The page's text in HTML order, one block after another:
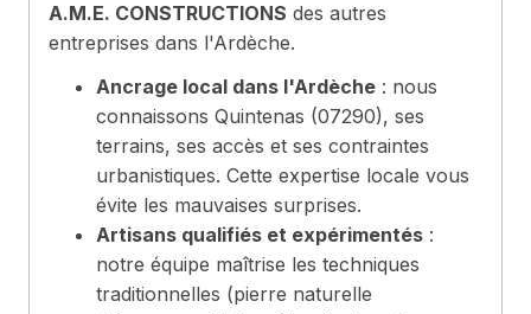
A.M.E. CONSTRUCTIONS des autres
entreprises dans l'Ardèche.
Ancrage local dans l'Ardèche : nous
connaissons Quintenas (07290), ses
terrains, ses accès et ses contraintes
urbanistiques. Cette expertise locale vous
évite les mauvaises surprises.
Artisans qualifiés et expérimentés :
notre équipe maîtrise les techniques
traditionnelles (pierre naturelle